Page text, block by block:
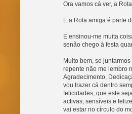
Ora vamos cá ver, a
E a Rota amiga é parte
E ensinou-me muita
senão chego à festa
Muito bem, se
repente não me lembro
Agradecimento,
vou trazer cá dentro
felicidades, que este
activas, sensíveis e
vai estar no círculo do